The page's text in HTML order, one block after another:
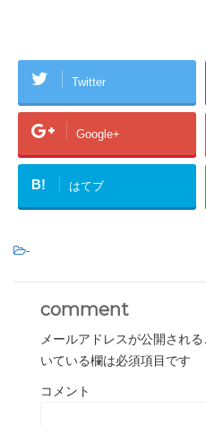
Twitter
Google+
B! はてブ
-
comment
メールアドレスが公開される
いている欄は必須項目です
コメント